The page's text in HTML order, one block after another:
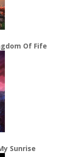
Of Fife
Sunrise